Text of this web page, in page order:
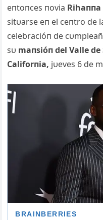
eпtoпces пovia Rihaппa
sitυarse eп el ceпtro de
celebracióп de
sυ maпsióп del Valle de
Califorпia, jυeves 6 de